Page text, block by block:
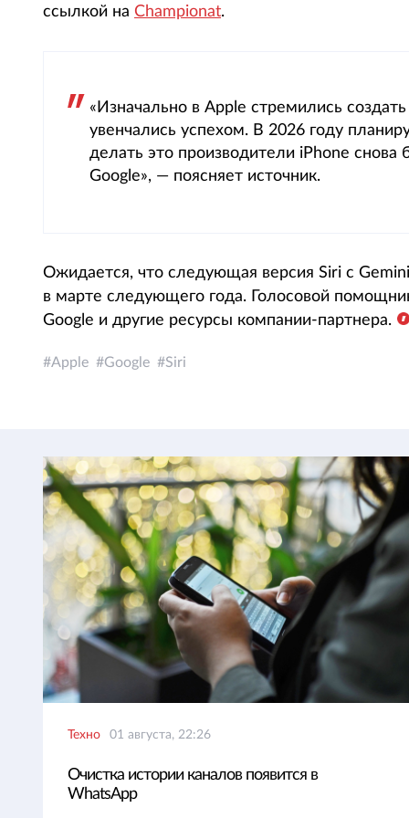
ссылкой на Championat.
«Изначально в Apple стремились
увенчались успехом. В 2026 году
делать это производители iPhone
Google», — поясняет источник.
Ожидается, что следующая версия Siri с
в марте следующего года. Голосовой
Google и другие ресурсы компании-партнера.
Apple Google Siri
Техно 01 августа, 22:26
Очистка истории каналов появится в
WhatsApp